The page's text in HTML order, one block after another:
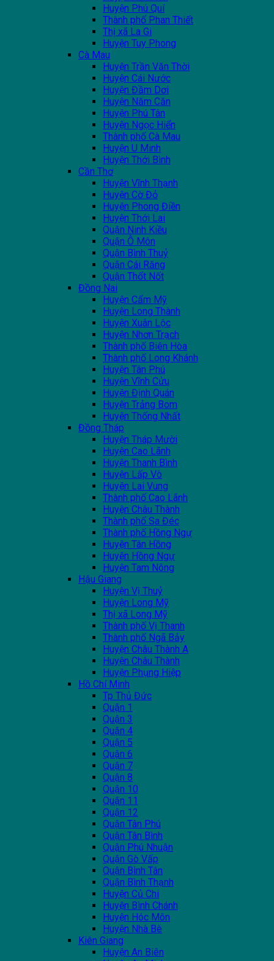
Huyện Phú Quí
Thành phố Phan Thiết
Thị xã La Gi
Huyện Tuy Phong
Cà Mau
Huyện Trần Văn Thời
Huyện Cái Nước
Huyện Đầm Dơi
Huyện Năm Căn
Huyện Phú Tân
Huyện Ngọc Hiển
Thành phố Cà Mau
Huyện U Minh
Huyện Thới Bình
Cần Thơ
Huyện Vĩnh Thạnh
Huyện Cờ Đỏ
Huyện Phong Điền
Huyện Thới Lai
Quận Ninh Kiều
Quận Ô Môn
Quận Bình Thuỷ
Quận Cái Răng
Quận Thốt Nốt
Đồng Nai
Huyện Cẩm Mỹ
Huyện Long Thành
Huyện Xuân Lộc
Huyện Nhơn Trạch
Thành phố Biên Hòa
Thành phố Long Khánh
Huyện Tân Phú
Huyện Vĩnh Cửu
Huyện Định Quán
Huyện Trảng Bom
Huyện Thống Nhất
Đồng Tháp
Huyện Tháp Mười
Huyện Cao Lãnh
Huyện Thanh Bình
Huyện Lấp Vò
Huyện Lai Vung
Thành phố Cao Lãnh
Huyện Châu Thành
Thành phố Sa Đéc
Thành phố Hồng Ngự
Huyện Tân Hồng
Huyện Hồng Ngự
Huyện Tam Nông
Hậu Giang
Huyện Vị Thuỷ
Huyện Long Mỹ
Thị xã Long Mỹ
Thành phố Vị Thanh
Thành phố Ngã Bảy
Huyện Châu Thành A
Huyện Châu Thành
Huyện Phụng Hiệp
Hồ Chí Minh
Tp Thủ Đức
Quận 1
Quận 3
Quận 4
Quận 5
Quận 6
Quận 7
Quận 8
Quận 10
Quận 11
Quận 12
Quận Tân Phú
Quận Tân Bình
Quận Phú Nhuận
Quận Gò Vấp
Quận Bình Tân
Quận Bình Thạnh
Huyện Củ Chi
Huyện Bình Chánh
Huyện Hóc Môn
Huyện Nhà Bè
Kiên Giang
Huyện An Biên